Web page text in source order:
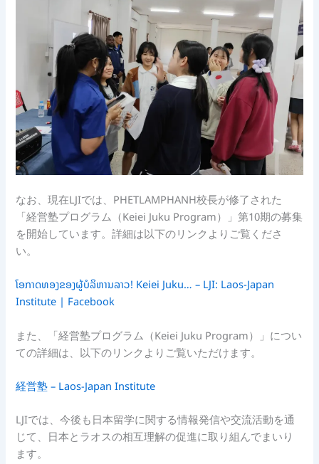
なお、現在LJIでは、PHETLAMPHANH校長が修了された
「経営塾プログラム（Keiei Juku Program）」第10期の募集
を開始しています。詳細は以下のリンクよりご覧くださ
い。
ໂອກາດທອງຂອງຜູ້ບໍລິຫານລາວ! Keiei Juku… – LJI: Laos-Japan
Institute | Facebook
また、「経営塾プログラム（Keiei Juku Program）」につい
ての詳細は、以下のリンクよりご覧いただけます。
経営塾 – Laos-Japan Institute
LJIでは、今後も日本留学に関する情報発信や交流活動を通
じて、日本とラオスの相互理解の促進に取り組んでまいり
ます。